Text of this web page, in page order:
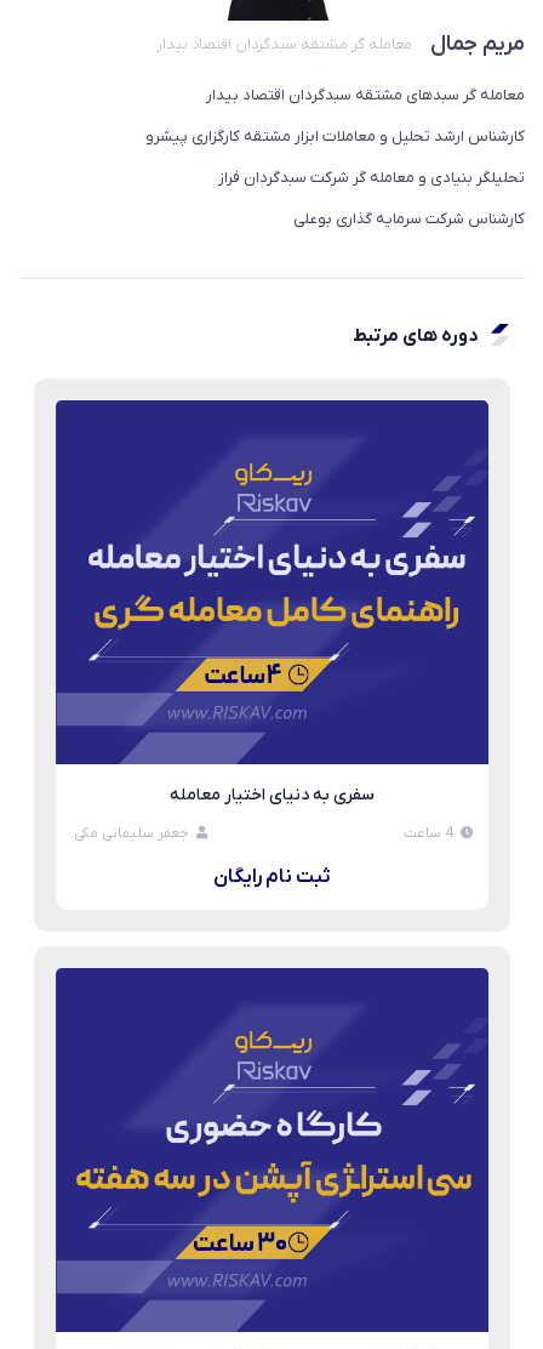
مریم جمال معامله گر مشتقه سبدگردان اقتصاد بیدار
معامله گر سبدهای مشتقه سبدگردان اقتصاد بیدار
کارشناس ارشد تحلیل و معاملات ابزار مشتقه کارگزاری پیشرو
تحلیلگر بنیادی و معامله گر شرکت سبدگردان فراز
کارشناس شرکت سرمایه گذاری بوعلی
دوره های مرتبط
سفری به دنیای اختیار معامله
4 ساعت جعفر سلیمانی مکی
ثبت نام رایگان